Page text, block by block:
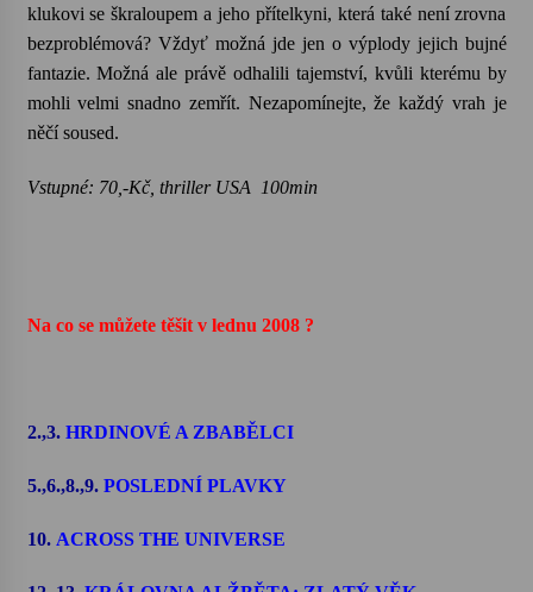
klukovi se škraloupem a jeho přítelkyni, která také není zrovna
bezproblémová? Vždyť možná jde jen o výplody jejich bujné
fantazie. Možná ale právě odhalili tajemství, kvůli kterému by
mohli velmi snadno zemřít. Nezapomínejte, že každý vrah je
něčí soused.
Vstupné: 70,-Kč, thriller USA 100min
Na co se můžete těšit v lednu 2008 ?
2.,3. HRDINOVÉ A ZBABĚLCI
5.,6.,8.,9. POSLEDNÍ PLAVKY
10. ACROSS THE UNIVERSE